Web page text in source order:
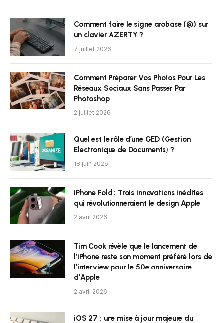
Comment faire le signe arobase (@) sur
un clavier AZERTY ?
7 juillet 2026
Comment Préparer Vos Photos Pour Les
Réseaux Sociaux Sans Passer Par
Photoshop
2 juillet 2026
Quel est le rôle d’une GED (Gestion
Electronique de Documents) ?
18 juin 2026
iPhone Fold : Trois innovations inédites
qui révolutionneraient le design Apple
2 avril 2026
Tim Cook révèle que le lancement de
l’iPhone reste son moment préféré lors de
l’interview pour le 50e anniversaire
d’Apple
2 avril 2026
iOS 27 : une mise à jour majeure du